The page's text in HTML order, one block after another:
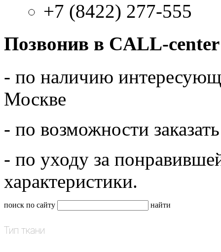
+7 (8422) 277-555
Позвонив в CALL-
- по наличию
Москве
- по возможности
- по уходу за
характеристики.
поиск по сайту найти
Тип ткани